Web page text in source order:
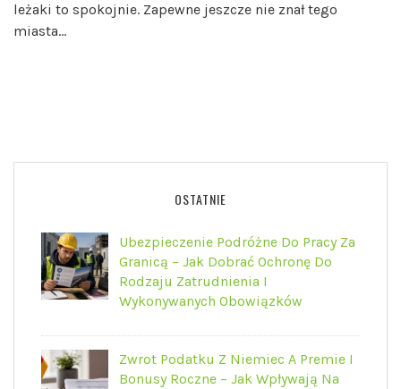
leżaki to spokojnie. Zapewne jeszcze nie znał tego
miasta…
OSTATNIE
Ubezpieczenie Podróżne Do Pracy Za
Granicą – Jak Dobrać Ochronę Do
Rodzaju Zatrudnienia I
Wykonywanych Obowiązków
Zwrot Podatku Z Niemiec A Premie I
Bonusy Roczne – Jak Wpływają Na